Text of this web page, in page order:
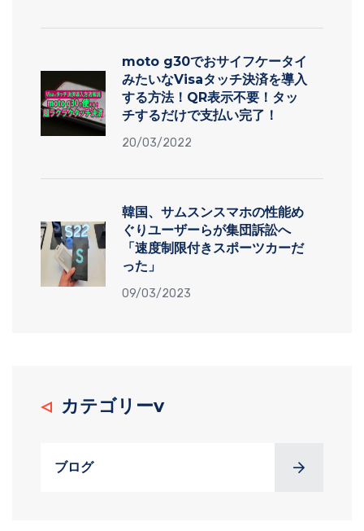
moto g30でおサイフケータイ
みたいなVisaタッチ決済を導入
する方法！QR表示不要！タッ
チするだけで支払い完了！
20/03/2022
韓国、サムスンスマホの性能め
ぐりユーザーらが集団訴訟へ
「速度制限付きスポーツカーだ
った」
09/03/2023
カテゴリーv
ブログ